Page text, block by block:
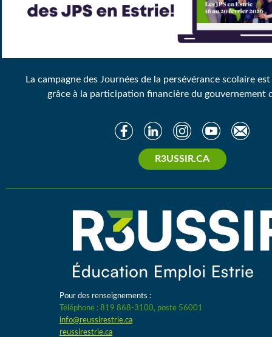
La campagne des Journées de la persévérance scolaire
grâce à la participation financière du gouvernement
R3USSIR.CA
Pour des renseignements :
Téléphone : 819 868-3100, poste 56001
info@reussirestrie.ca
reussirestrie.ca